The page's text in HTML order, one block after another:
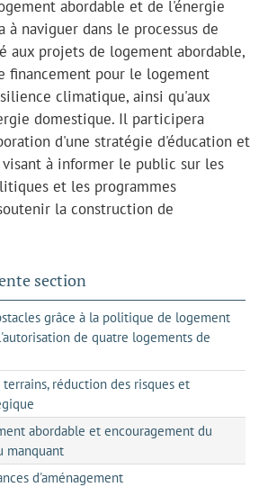
abordable et de l'énergie
à naviguer dans le processus de
aux projets de logement abordable,
financement pour le logement
climatique, ainsi qu'aux
domestique. Il participera
d'une stratégie d'éducation et
à informer le public sur les
et les programmes
la construction de
section
grâce à la politique de logement
de quatre logements de
réduction des risques et
abordable et encouragement du
manquant
d'aménagement